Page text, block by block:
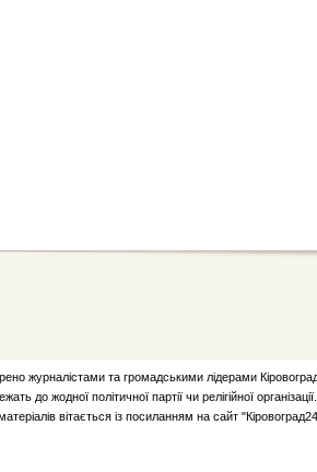
журналістами та громадськими лідерами
до жодної політичної партії чи релігійної
вітається із посиланням на сайт